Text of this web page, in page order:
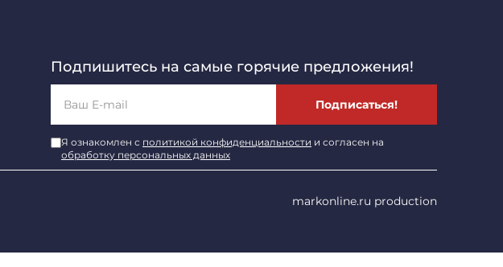
markonline.ru production
Подпишитесь на самые горячие предложения!
Подписаться!
Я ознакомлен с политикой конфиденциальности и согласен на
обработку персональных данных